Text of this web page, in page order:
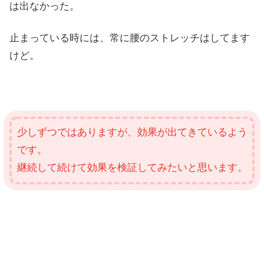
は出なかった。
止まっている時には、常に腰のストレッチはしてます
けど。
少しずつではありますが、効果が出てきているよう
です。
継続して続けて効果を検証してみたいと思います。